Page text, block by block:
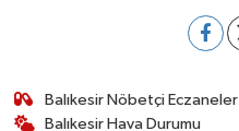
Balıkesir Nöbetçi Eczaneler
Balıkesir Hava Durumu